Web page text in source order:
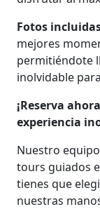
Fotos
mejores
permitiéndote
inolvidable
¡Reserva
experiencia
Nuestro
tours guiados
tienes que
nuestras